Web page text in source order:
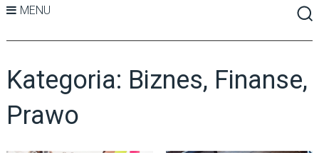
MENU
Kategoria: Biznes, Finanse,
Prawo